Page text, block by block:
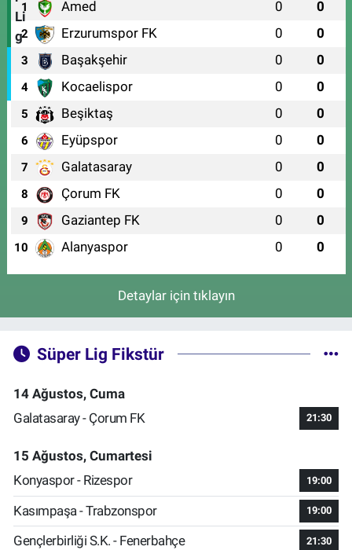
1 Amed 0 0
2 Erzurumspor FK 0 0
3 Başakşehir 0 0
4 Kocaelispor 0 0
5 Beşiktaş 0 0
6 Eyüpspor 0 0
7 Galatasaray 0 0
8 Çorum FK 0 0
9 Gaziantep FK 0 0
10 Alanyaspor 0 0
Detaylar için tıklayın
Süper Lig Fikstür
14 Ağustos, Cuma
Galatasaray - Çorum FK
21:30
15 Ağustos, Cumartesi
Konyaspor - Rizespor
19:00
Kasımpaşa - Trabzonspor 19:00
Gençlerbirliği S.K. - Fenerbahçe 21:30